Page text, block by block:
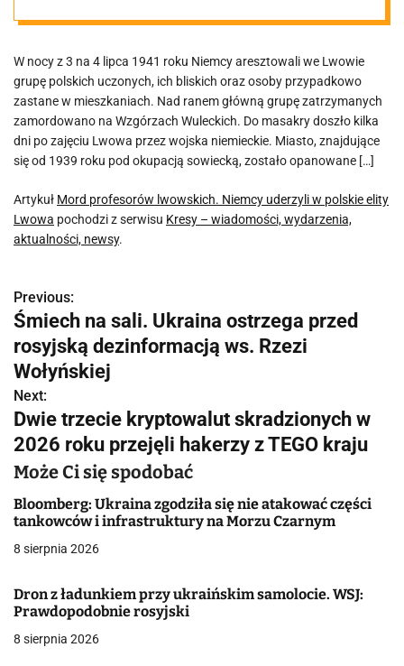
uderzyli w
polskie elity
Lwowa
W nocy z 3 na 4 lipca 1941 roku Niemcy aresztowali we Lwowie
grupę polskich uczonych, ich bliskich oraz osoby przypadkowo
zastane w mieszkaniach. Nad ranem główną grupę zatrzymanych
zamordowano na Wzgórzach Wuleckich. Do masakry doszło kilka
dni po zajęciu Lwowa przez wojska niemieckie. Miasto, znajdujące
się od 1939 roku pod okupacją sowiecką, zostało opanowane […]
Artykuł Mord profesorów lwowskich. Niemcy uderzyli w polskie elity
Lwowa pochodzi z serwisu Kresy – wiadomości, wydarzenia,
aktualności, newsy.
N
a
w
i
g
a
c
j
w
p
Previous:
Śmiech na sali. Ukraina ostrzega przed
rosyjską dezinformacją ws. Rzezi
Wołyńskiej
Next:
Dwie trzecie kryptowalut skradzionych w
2026 roku przejęli hakerzy z TEGO kraju
Może Ci się spodobać
Bloomberg: Ukraina zgodziła się nie atakować części
tankowców i infrastruktury na Morzu Czarnym
8 sierpnia 2026
Dron z ładunkiem przy ukraińskim samolocie. WSJ:
Prawdopodobnie rosyjski
8 sierpnia 2026